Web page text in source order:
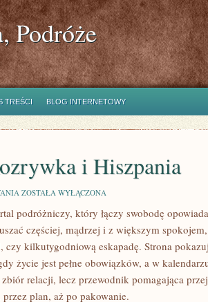
Podróże
TREŚCI BLOG INTERNETOWY
i Hiszpania
HOBBY
ROZRYWKA
HISZPANIA
ZOSTAŁA WYŁĄCZONA
podróżniczy, który łączy swobodę
częściej, mądrzej i z większym
kilkutygodniową eskapadę. Strona
życie jest pełne obowiązków, a w
relacji, lecz przewodnik pomagająca
plan, aż po pakowanie.